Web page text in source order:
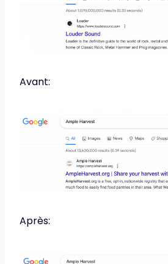
Avant:
Après: